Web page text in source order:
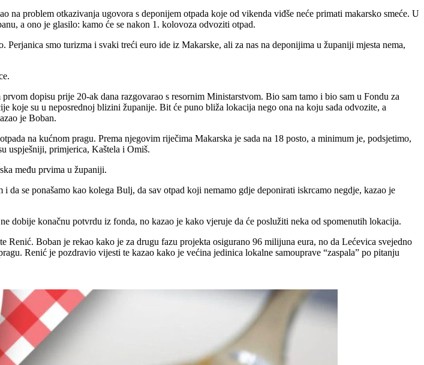
problem otkazivanja ugovora s deponijem otpada koje od vikenda viđše neće primati makarsko smeće. U
a ono je glasilo: kamo će se nakon 1. kolovoza odvoziti otpad.
smo turizma i svaki treći euro ide iz Makarske, ali za nas na deponijima u županiji mjesta nema,
dopisu prije 20-ak dana razgovarao s resornim Ministarstvom. Bio sam tamo i bio sam u Fondu za
su u neposrednoj blizini županije. Bit će puno bliža lokacija nego ona na koju sada odvozite, a
je Boban.
na kućnom pragu. Prema njegovim riječima Makarska je sada na 18 posto, a minimum je, podsjetimo,
uspješniji, primjerica, Kaštela i Omiš.
među prvima u županiji.
se ponašamo kao kolega Bulj, da sav otpad koji nemamo gdje deponirati iskrcamo negdje, kazao je
dobije konačnu potvrdu iz fonda, no kazao je kako vjeruje da će poslužiti neka od spomenutih lokacija.
Boban je rekao kako je za drugu fazu projekta osigurano 96 milijuna eura, no da Lećevica svejedno
Renić je pozdravio vijesti te kazao kako je većina jedinica lokalne samouprave “zaspala” po pitanju